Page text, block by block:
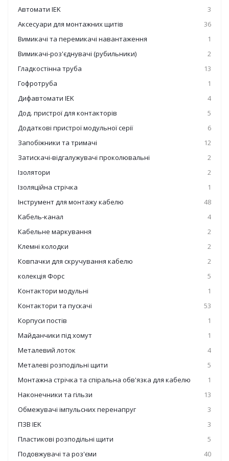
Автомати IEK
3
Аксесуари для монтажних щитів
36
Вимикачі та перемикачі навантаження
1
Вимикачі-роз'єднувачі (рубильники)
2
Гладкостінна труба
13
Гофротруба
1
Дифавтомати IEK
4
Дод. пристрої для контакторів
5
Додаткові пристрої модульної серії
6
Запобіжники та тримачі
12
Затискачі-відгалужувачі проколювальні
2
Ізолятори
2
Ізоляційна стрічка
1
Інструмент для монтажу кабелю
48
Кабель-канал
4
Кабельне маркування
2
Клемні колодки
2
Ковпачки для скручування кабелю
2
колекція Форс
5
Контактори модульні
1
Контактори та пускачі
53
Корпуси постів
1
Майданчики під хомут
1
Металевий лоток
4
Металеві розподільні щити
5
Монтажна стрічка та спіральна обв'язка для кабелю
1
Наконечники та гільзи
13
Обмежувачі імпульсних перенапруг
3
ПЗВ IEK
3
Пластикові розподільні щити
5
Подовжувачі та роз'єми
40